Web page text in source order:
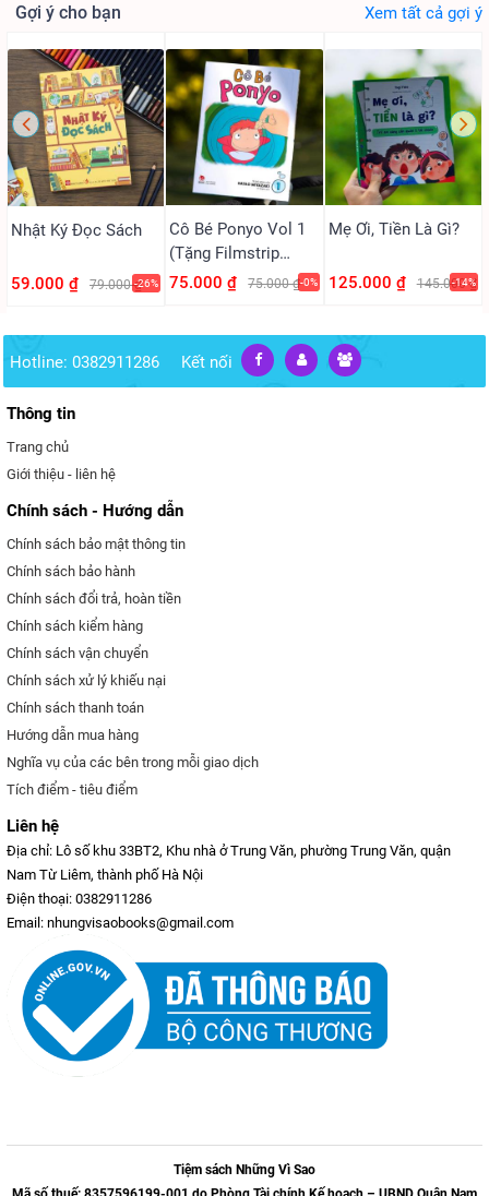
Gợi ý cho bạn Xem tất cả gợi ý
Nhật Ký Đọc Sách
59.000 ₫ 79.000 ₫-26%
Cô Bé Ponyo Vol 1
(Tặng Filmstrip
PVC)
75.000 ₫ 75.000 ₫-0%
Mẹ Ơi, Tiền Là Gì?
125.000 ₫ 145.000 ₫
-14%
Hotline: 0382911286 Kết nối
Thông tin
Trang chủ
Giới thiệu - liên hệ
Chính sách - Hướng dẫn
Chính sách bảo mật thông tin
Chính sách bảo hành
Chính sách đổi trả, hoàn tiền
Chính sách kiểm hàng
Chính sách vận chuyển
Chính sách xử lý khiếu nại
Chính sách thanh toán
Hướng dẫn mua hàng
Nghĩa vụ của các bên trong mỗi giao dịch
Tích điểm - tiêu điểm
Liên hệ
Địa chỉ: Lô số khu 33BT2, Khu nhà ở Trung Văn, phường Trung Văn, quận
Nam Từ Liêm, thành phố Hà Nội
Điện thoại: 0382911286
Email: nhungvisaobooks@gmail.com
Tiệm sách Những Vì Sao